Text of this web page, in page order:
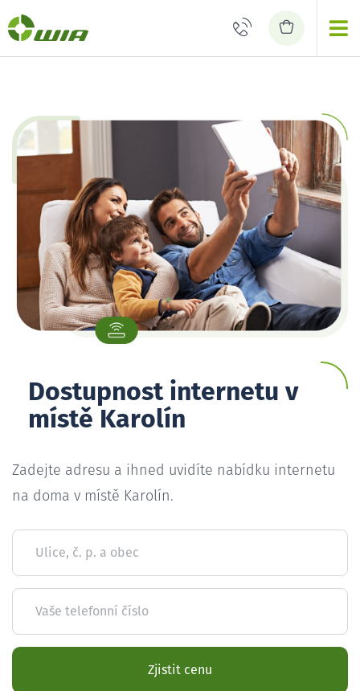
Dostupnost internetu v
místě Karolín
Zadejte adresu a ihned uvidíte nabídku internetu
na doma v místě Karolín.
Ulice, č. p. a obec
Vaše telefonní číslo
Zjistit cenu